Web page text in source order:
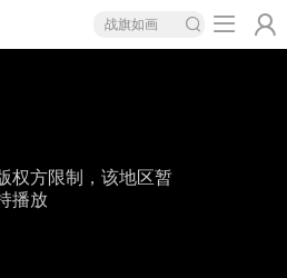
战旗如画
权方限制，该地区暂
播放